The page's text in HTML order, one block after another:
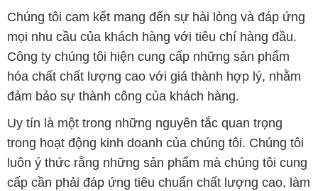
Chúng tôi cam kết mang đến sự hài lòng và đáp ứng
mọi nhu cầu của khách hàng với tiêu chí hàng đầu.
Công ty chúng tôi hiện cung cấp những sản phẩm
hóa chất chất lượng cao với giá thành hợp lý, nhằm
đảm bảo sự thành công của khách hàng.
Uy tín là một trong những nguyên tắc quan trọng
trong hoạt động kinh doanh của chúng tôi. Chúng tôi
luôn ý thức rằng những sản phẩm mà chúng tôi cung
cấp cần phải đáp ứng tiêu chuẩn chất lượng cao, làm